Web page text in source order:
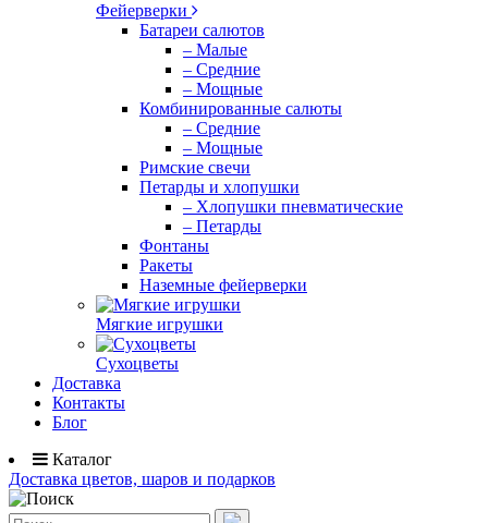
Фейерверки
Батареи салютов
– Малые
– Средние
– Мощные
Комбинированные салюты
– Средние
– Мощные
Римские свечи
Петарды и хлопушки
– Хлопушки пневматические
– Петарды
Фонтаны
Ракеты
Наземные фейерверки
Мягкие игрушки
Сухоцветы
Доставка
Контакты
Блог
Каталог
Доставка цветов, шаров и подарков